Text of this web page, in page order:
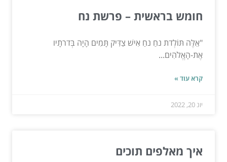
חומש בראשית – פרשת נח
"אֵלֶּה תּוֹלְדת נחַ נחַ אִישׁ צַדִּיק תָּמִים הָיָה בְּדרתָיו
אֶת-הָאֱלֹהִים...
קרא עוד »
יונ 20, 2022
איך מאלפים תוכים